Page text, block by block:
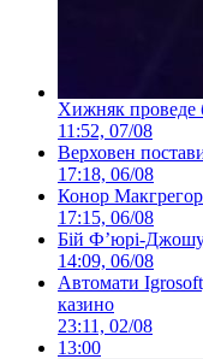
Хижняк проведе
11:52, 07/08
Верховен
17:18, 06/08
Конор Макгрегор
17:15, 06/08
Бій Ф’юрі-
14:09, 06/08
Автомати
казино
23:11, 02/08
13:00